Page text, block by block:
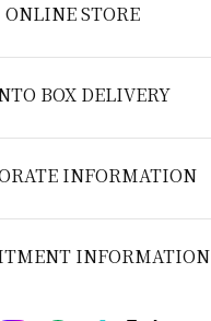
ONLINE STORE
BOX DELIVERY
INFORMATION
INFORMATION